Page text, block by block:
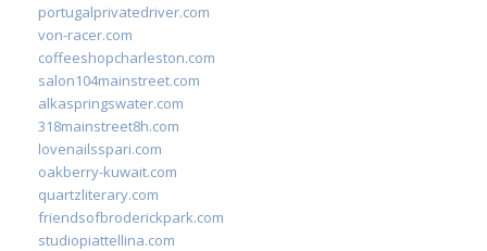
portugalprivatedriver.com
von-racer.com
coffeeshopcharleston.com
salon104mainstreet.com
alkaspringswater.com
318mainstreet8h.com
lovenailsspari.com
oakberry-kuwait.com
quartzliterary.com
friendsofbroderickpark.com
studiopiattellina.com